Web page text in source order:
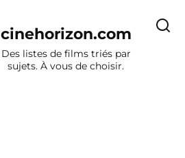
cinehorizon.com
Des listes de films triés par
sujets. À vous de choisir.